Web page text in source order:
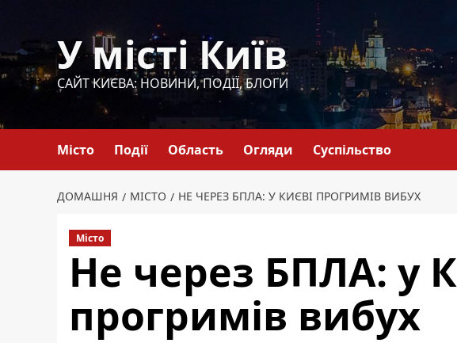
вмісту
У місті Київ
САЙТ КИЄВА: НОВИНИ, ПОДІЇ, БЛОГИ
Місто Події Область Огляди Суспільство
ДОМАШНЯ МІСТО НЕ ЧЕРЕЗ БПЛА: У КИЄВІ ПРОГРИМІВ ВИБУХ
Місто
Не через БПЛА: у
прогримів вибух